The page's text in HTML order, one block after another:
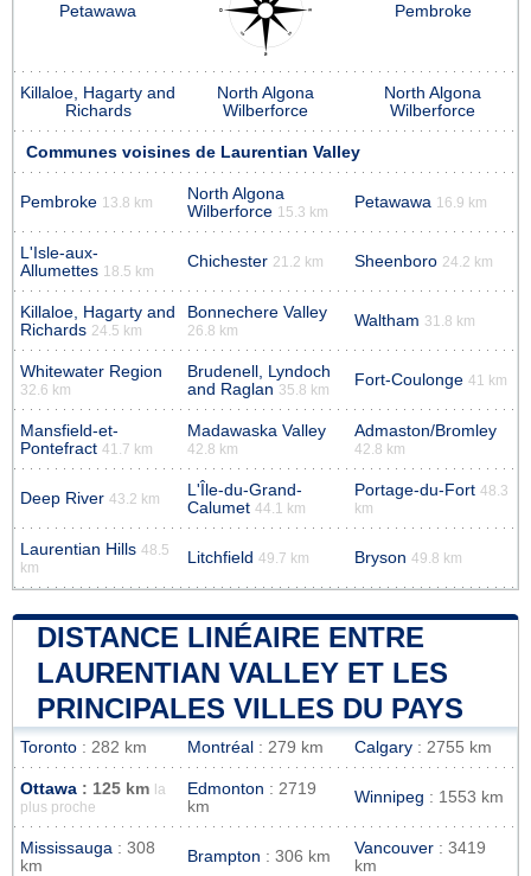
Petawawa Pembroke
Killaloe, Hagarty and
Richards
North Algona
Wilberforce
North Algona
Wilberforce
Communes voisines de Laurentian Valley
Pembroke 13.8 km
North Algona
Wilberforce 15.3 km
Petawawa 16.9 km
L'Isle-aux-
Allumettes 18.5 km
Chichester 21.2 km Sheenboro 24.2 km
Killaloe, Hagarty and
Richards 24.5 km
Bonnechere Valley
26.8 km
Waltham 31.8 km
Whitewater Region
32.6 km
Brudenell, Lyndoch
and Raglan 35.8 km
Fort-Coulonge 41 km
Mansfield-et-
Pontefract 41.7 km
Madawaska Valley
42.8 km
Admaston/Bromley
42.8 km
Deep River 43.2 km
L'Île-du-Grand-
Calumet 44.1 km
Portage-du-Fort 48.3
km
Laurentian Hills 48.5
km
Litchfield 49.7 km Bryson 49.8 km
DISTANCE LINÉAIRE ENTRE
LAURENTIAN VALLEY ET LES
PRINCIPALES VILLES DU PAYS
Toronto : 282 km Montréal : 279 km Calgary : 2755 km
Ottawa : 125 km
la
plus proche
Edmonton : 2719
km
Winnipeg : 1553 km
Mississauga : 308
km
Brampton : 306 km Vancouver : 3419
km